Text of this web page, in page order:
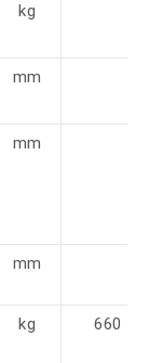
kg
mm
mm
mm
kg 660